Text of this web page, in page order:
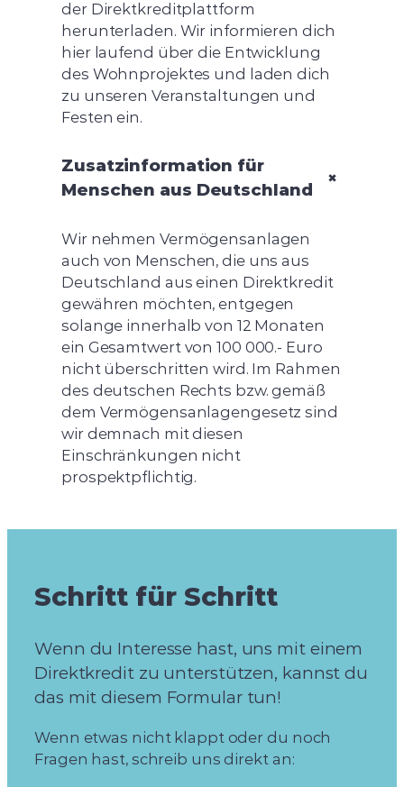
der Direktkreditplattform
herunterladen. Wir informieren dich
hier laufend über die Entwicklung
des Wohnprojektes und laden dich
zu unseren Veranstaltungen und
Festen ein.
Zusatzinformation für
Menschen aus Deutschland
+
Wir nehmen Vermögensanlagen
auch von Menschen, die uns aus
Deutschland aus einen Direktkredit
gewähren möchten, entgegen
solange innerhalb von 12 Monaten
ein Gesamtwert von 100 000.- Euro
nicht überschritten wird. Im Rahmen
des deutschen Rechts bzw. gemäß
dem Vermögensanlagengesetz sind
wir demnach mit diesen
Einschränkungen nicht
prospektpflichtig.
Schritt für Schritt
Wenn du Interesse hast, uns mit einem
Direktkredit zu unterstützen, kannst du
das mit diesem Formular tun!
Wenn etwas nicht klappt oder du noch
Fragen hast, schreib uns direkt an: